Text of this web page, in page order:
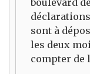
boulevard
sont à
les deux
compter de